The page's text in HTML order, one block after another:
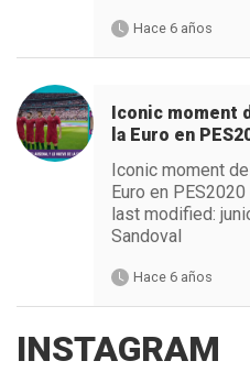
Hace 6 años
Iconic moment
la Euro en
Iconic moment
Euro en
last modified:
Sandoval
Hace 6 años
INSTAGRAM